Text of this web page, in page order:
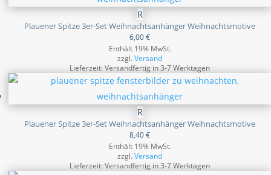
Plauener Spitze 3er-Set Weihnachtsanhänger Weihnachtsmotive
6,00€
Enthält 19% MwSt.
zzgl.Versand
Lieferzeit: Versandfertig in 3-7 Werktagen
Plauener Spitze 3er-Set Weihnachtsanhänger Weihnachtsmotive
8,40€
Enthält 19% MwSt.
zzgl.Versand
Lieferzeit: Versandfertig in 3-7 Werktagen